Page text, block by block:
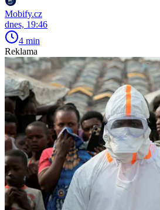
Mobify.cz
dnes, 19:46
4 min
Reklama